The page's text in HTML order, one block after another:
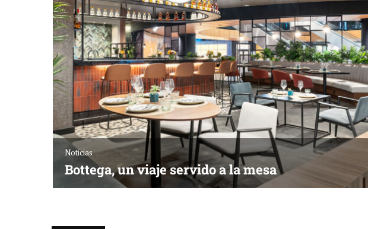
Energía que Impulsa la competitividad
Reconocimiento de viajeros La esencia del servicio